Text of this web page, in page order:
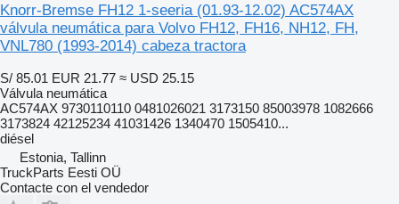
Knorr-Bremse FH12 1-seeria (01.93-12.02) AC574AX
válvula neumática para Volvo FH12, FH16, NH12, FH,
VNL780 (1993-2014) cabeza tractora
S/ 85.01 EUR 21.77 ≈ USD 25.15
Válvula neumática
AC574AX 9730110110 0481026021 3173150 85003978 1082666
3173824 42125234 41031426 1340470 1505410...
diésel
Estonia, Tallinn
TruckParts Eesti OÜ
Contacte con el vendedor